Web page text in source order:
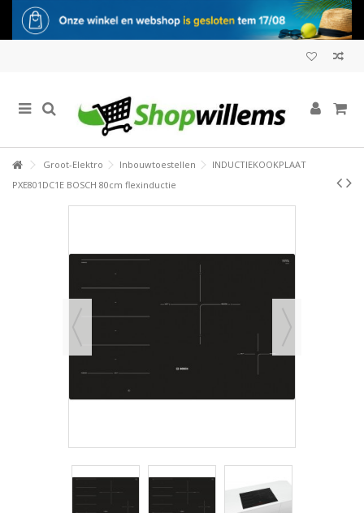
Groot-Elektro Inbouwtoestellen
INDUCTIEKOOKPLAAT
PXE801DC1E BOSCH 80cm flexinductie